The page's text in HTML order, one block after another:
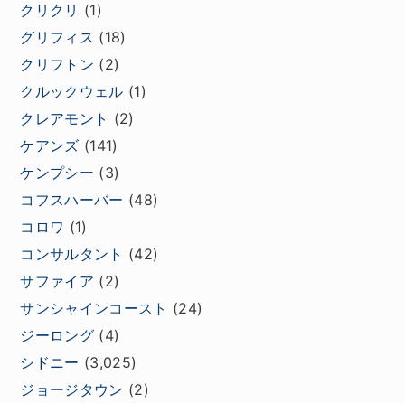
クリクリ (1)
グリフィス (18)
クリフトン (2)
クルックウェル (1)
クレアモント (2)
ケアンズ (141)
ケンプシー (3)
コフスハーバー (48)
コロワ (1)
コンサルタント (42)
サファイア (2)
サンシャインコースト (24)
ジーロング (4)
シドニー (3,025)
ジョージタウン (2)